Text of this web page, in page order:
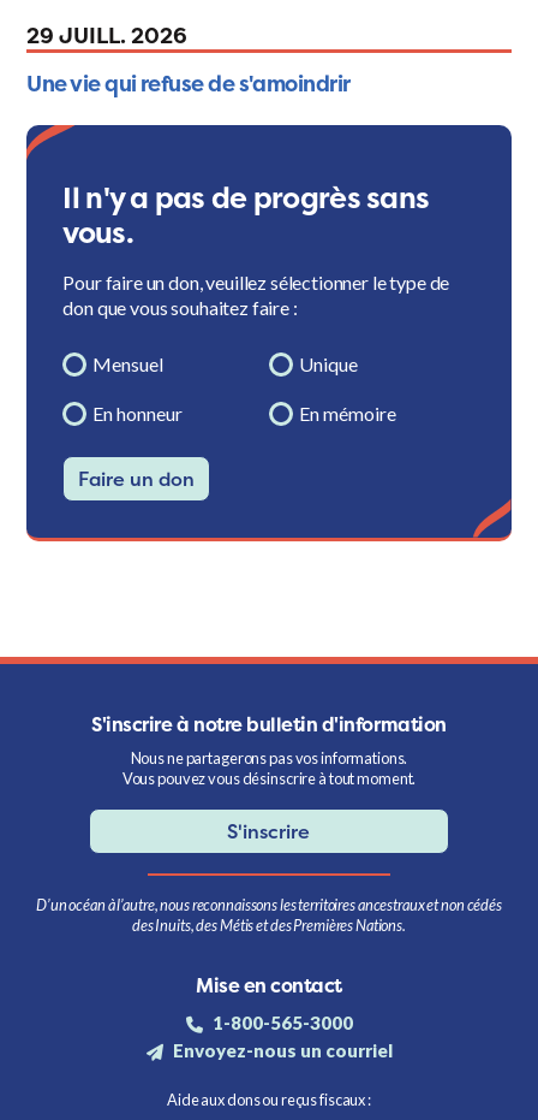
29 JUILL. 2026
Une vie qui refuse de s'amoindrir
Il n'y a pas de progrès sans
vous.
Pour faire un don, veuillez sélectionner le type de
don que vous souhaitez faire :
Mensuel Unique
En honneur En mémoire
Faire un don
S'inscrire à notre bulletin d'information
Nous ne partagerons pas vos informations.
Vous pouvez vous désinscrire à tout moment.
S'inscrire
D’un océan à l’autre, nous reconnaissons les territoires ancestraux et non cédés
des Inuits, des Métis et des Premières Nations.
Mise en contact
1-800-565-3000
Envoyez-nous un courriel
Aide aux dons ou reçus fiscaux :